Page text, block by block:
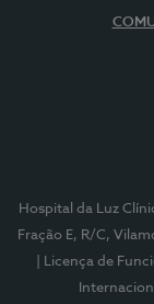
Hospital da Luz
Fração E, R/C,
| Licença de